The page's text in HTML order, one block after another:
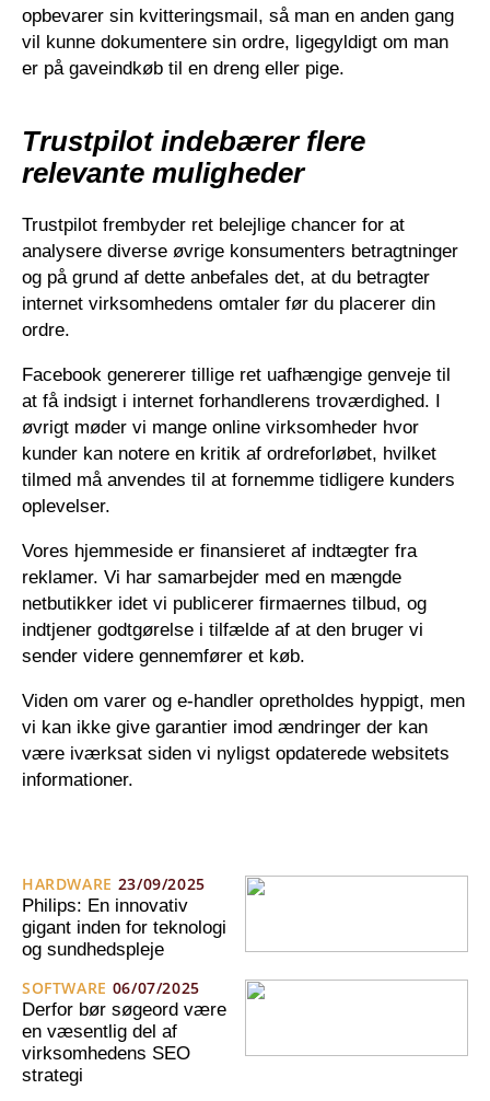
opbevarer sin kvitteringsmail, så man en anden gang
vil kunne dokumentere sin ordre, ligegyldigt om man
er på gaveindkøb til en dreng eller pige.
Trustpilot indebærer flere
relevante muligheder
Trustpilot frembyder ret belejlige chancer for at
analysere diverse øvrige konsumenters betragtninger
og på grund af dette anbefales det, at du betragter
internet virksomhedens omtaler før du placerer din
ordre.
Facebook genererer tillige ret uafhængige genveje til
at få indsigt i internet forhandlerens troværdighed. I
øvrigt møder vi mange online virksomheder hvor
kunder kan notere en kritik af ordreforløbet, hvilket
tilmed må anvendes til at fornemme tidligere kunders
oplevelser.
Vores hjemmeside er finansieret af indtægter fra
reklamer. Vi har samarbejder med en mængde
netbutikker idet vi publicerer firmaernes tilbud, og
indtjener godtgørelse i tilfælde af at den bruger vi
sender videre gennemfører et køb.
Viden om varer og e-handler opretholdes hyppigt, men
vi kan ikke give garantier imod ændringer der kan
være iværksat siden vi nyligst opdaterede websitets
informationer.
HARDWARE 23/09/2025
Philips: En innovativ
gigant inden for teknologi
og sundhedspleje
SOFTWARE 06/07/2025
Derfor bør søgeord være
en væsentlig del af
virksomhedens SEO
strategi